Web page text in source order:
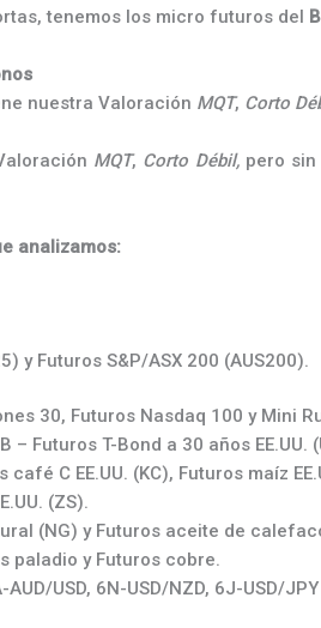
tenemos los micro futuros del
nuestra Valoración MQT, Corto
MQT, Corto Débil,pero sin
analizamos:
y Futuros S&P/ASX 200 (AUS200).
30, Futuros Nasdaq 100 y Mini
Futuros T-Bond a 30 años EE.UU.
C EE.UU. (KC), Futuros maíz
(ZS).
(NG) y Futuros aceite de
paladio y Futuros cobre.
USD, 6N-USD/NZD, 6J-USD/